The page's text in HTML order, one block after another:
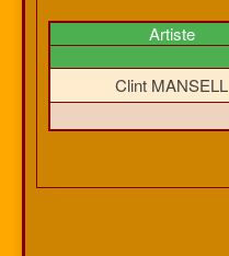
Artiste
Clint MANSELL